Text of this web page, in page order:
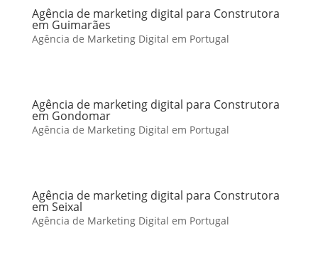
Agência de marketing digital para Construtora
em Guimarães
Agência de Marketing Digital em Portugal
Agência de marketing digital para Construtora
em Gondomar
Agência de Marketing Digital em Portugal
Agência de marketing digital para Construtora
em Seixal
Agência de Marketing Digital em Portugal